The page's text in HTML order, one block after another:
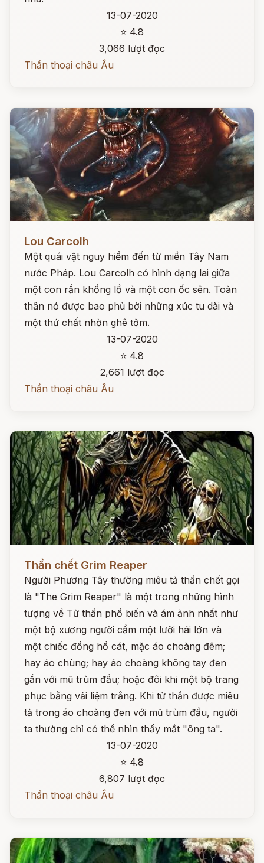
13-07-2020
⭐ 4.8
3,066 lượt đọc
Thần thoại châu Âu
Lou Carcolh
Một quái vật nguy hiểm đến từ miền Tây Nam
nước Pháp. Lou Carcolh có hình dạng lai giữa
một con rắn khổng lồ và một con ốc sên. Toàn
thân nó được bao phủ bởi những xúc tu dài và
một thứ chất nhờn ghê tởm.
13-07-2020
⭐ 4.8
2,661 lượt đọc
Thần thoại châu Âu
Đọc ngay
Thần chết Grim Reaper
Người Phương Tây thường miêu tả thần chết gọi
là "The Grim Reaper" là một trong những hình
tượng về Tử thần phổ biến và ám ảnh nhất như
một bộ xương người cầm một lưỡi hái lớn và
một chiếc đồng hồ cát, mặc áo choàng đêm;
hay áo chùng; hay áo choàng không tay đen
gắn với mũ trùm đầu; hoặc đôi khi một bộ trang
phục bằng vải liệm trắng. Khi tử thần được miêu
tả trong áo choàng đen với mũ trùm đầu, người
ta thường chỉ có thể nhìn thấy mắt "ông ta".
13-07-2020
⭐ 4.8
6,807 lượt đọc
Thần thoại châu Âu